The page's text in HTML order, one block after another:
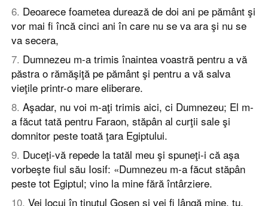
6. Deoarece foametea durează de doi ani pe pământ şi
vor mai fi încă cinci ani în care nu se va ara şi nu se
va secera,
7. Dumnezeu m-a trimis înaintea voastră pentru a vă
păstra o rămăşiţă pe pământ şi pentru a vă salva
vieţile printr-o mare eliberare.
8. Aşadar, nu voi m-aţi trimis aici, ci Dumnezeu; El m-
a făcut tată pentru Faraon, stăpân al curţii sale şi
domnitor peste toată ţara Egiptului.
9. Duceţi-vă repede la tatăl meu şi spuneţi-i că aşa
vorbeşte fiul său Iosif: «Dumnezeu m-a făcut stăpân
peste tot Egiptul; vino la mine fără întârziere.
10. Vei locui în ţinutul Goşen şi vei fi lângă mine, tu,